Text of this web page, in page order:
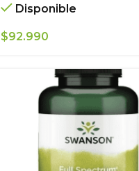
Disponible
$92.990